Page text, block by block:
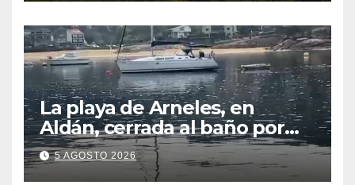
La playa de Arneles, en
Aldán, cerrada al baño por
contaminación del agua tras
detectarse restos fecales
5 AGOSTO 2026